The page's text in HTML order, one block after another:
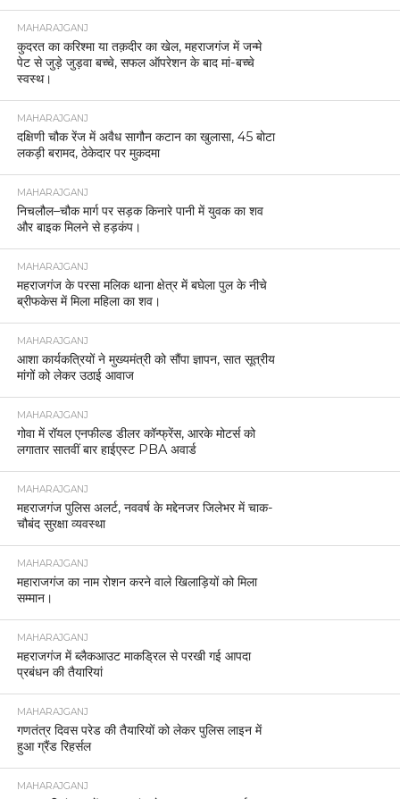
MAHARAJGANJ
कुदरत का करिश्मा या तक़दीर का खेल, महराजगंज में जन्मे
पेट से जुड़े जुड़वा बच्चे, सफल ऑपरेशन के बाद मां-बच्चे
स्वस्थ।
MAHARAJGANJ
दक्षिणी चौक रेंज में अवैध सागौन कटान का खुलासा, 45 बोटा
लकड़ी बरामद, ठेकेदार पर मुकदमा
MAHARAJGANJ
निचलौल–चौक मार्ग पर सड़क किनारे पानी में युवक का शव
और बाइक मिलने से हड़कंप।
MAHARAJGANJ
महराजगंज के परसा मलिक थाना क्षेत्र में बघेला पुल के नीचे
ब्रीफकेस में मिला महिला का शव।
MAHARAJGANJ
आशा कार्यकत्रियों ने मुख्यमंत्री को सौंपा ज्ञापन, सात सूत्रीय
मांगों को लेकर उठाई आवाज
MAHARAJGANJ
गोवा में रॉयल एनफील्ड डीलर कॉन्फ्रेंस, आरके मोटर्स को
लगातार सातवीं बार हाईएस्ट PBA अवार्ड
MAHARAJGANJ
महराजगंज पुलिस अलर्ट, नववर्ष के मद्देनजर जिलेभर में चाक-
चौबंद सुरक्षा व्यवस्था
MAHARAJGANJ
महाराजगंज का नाम रोशन करने वाले खिलाड़ियों को मिला
सम्मान।
MAHARAJGANJ
महराजगंज में ब्लैकआउट माकड्रिल से परखी गई आपदा
प्रबंधन की तैयारियां
MAHARAJGANJ
गणतंत्र दिवस परेड की तैयारियों को लेकर पुलिस लाइन में
हुआ ग्रैंड रिहर्सल
MAHARAJGANJ